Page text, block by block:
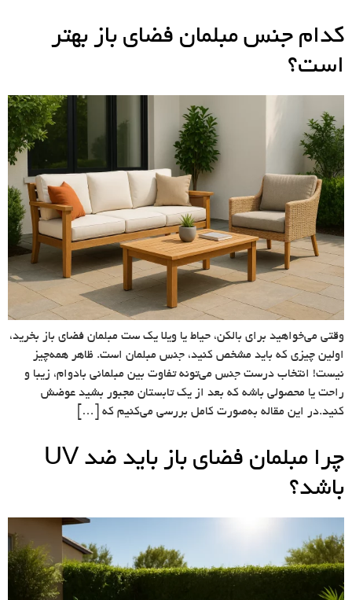
کدام جنس مبلمان فضای باز بهتر
است؟
وقتی می‌خواهید برای بالکن، حیاط یا ویلا یک ست مبلمان فضای باز بخرید،
اولین چیزی که باید مشخص کنید، جنس مبلمان است. ظاهر همه‌چیز
نیست! انتخاب درست جنس می‌تونه تفاوت بین مبلمانی بادوام، زیبا و
راحت یا محصولی باشه که بعد از یک تابستان مجبور بشید عوضش
کنید.در این مقاله به‌صورت کامل بررسی می‌کنیم که […]
چرا مبلمان فضای باز باید ضد UV
باشد؟